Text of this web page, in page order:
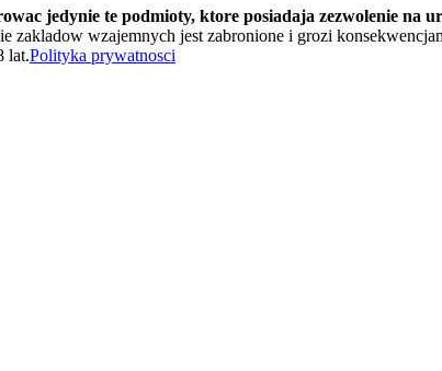
jedynie te podmioty, ktore posiadaja zezwolenie na
zakladow wzajemnych jest zabronione i grozi
lat.Polityka prywatnosci